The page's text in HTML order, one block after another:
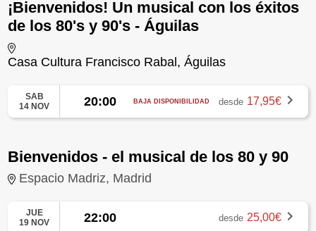
¡Bienvenidos! Un musical con los éxitos
de los 80's y 90's - Águilas
Casa Cultura Francisco Rabal, Águilas
SAB
14 NOV
20:00 BAJA DISPONIBILIDAD desde 17,95€
Bienvenidos - el musical de los 80 y 90
Espacio Madriz, Madrid
JUE
19 NOV
22:00 desde 25,00€